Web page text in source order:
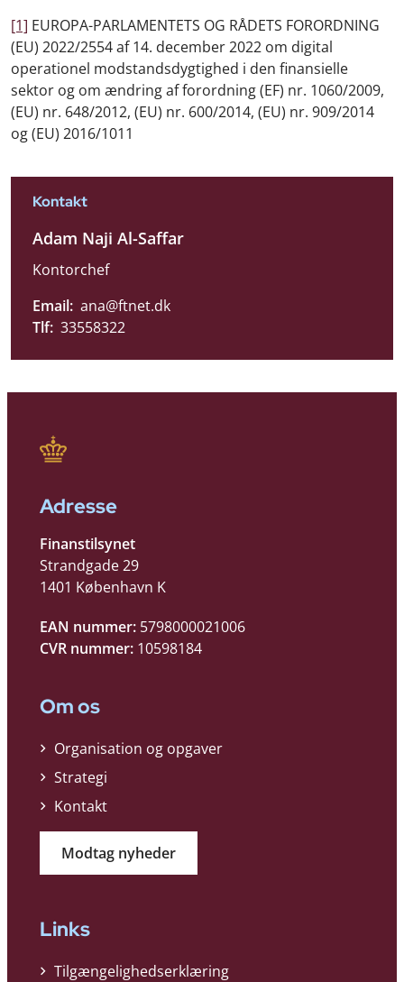
[1] EUROPA-PARLAMENTETS OG RÅDETS FORORDNING
(EU) 2022/2554 af 14. december 2022 om digital
operationel modstandsdygtighed i den finansielle
sektor og om ændring af forordning (EF) nr. 1060/2009,
(EU) nr. 648/2012, (EU) nr. 600/2014, (EU) nr. 909/2014
og (EU) 2016/1011
Kontakt
Adam Naji Al-Saffar
Kontorchef
Email: ana@ftnet.dk
Tlf: 33558322
Adresse
Finanstilsynet
Strandgade 29
1401 København K
EAN nummer: 5798000021006
CVR nummer: 10598184
Om os
Organisation og opgaver
Strategi
Kontakt
Modtag nyheder
Links
Tilgængelighedserklæring